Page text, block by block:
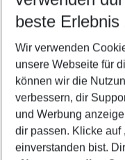
2 Erwachsene
beste Erlebnis
Wir verwenden
unsere Webseite für
können wir die
verbessern, dir
und Werbung
dir passen. Klicke auf
einverstanden bist.